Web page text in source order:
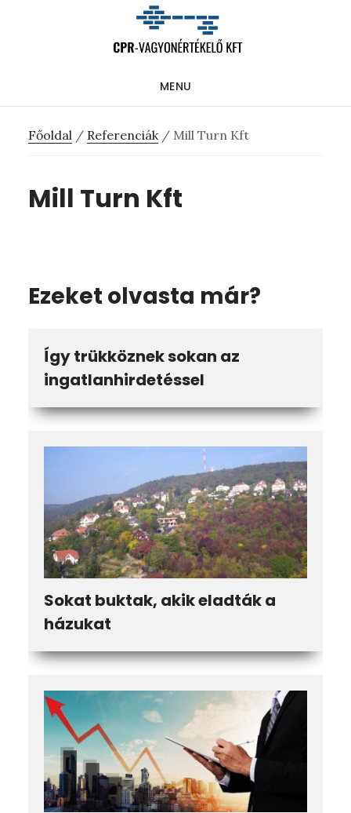
content
oldalsávhoz
MENU
Főoldal / Referenciák /Mill Turn Kft
Mill Turn Kft
Ezeket olvasta már?
Így trükköznek sokan az
ingatlanhirdetéssel
Sokat buktak, akik eladták a
házukat